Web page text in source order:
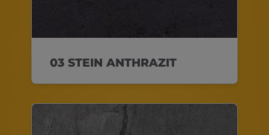
03 STEIN ANTHRAZIT